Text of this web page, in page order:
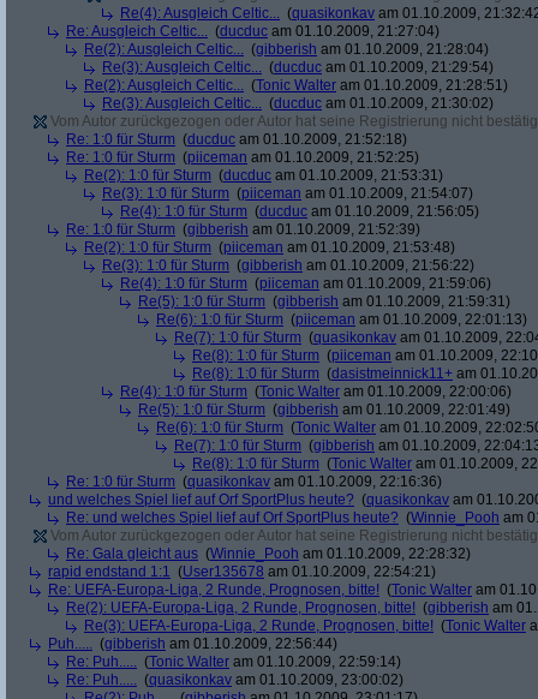
Re(4): Ausgleich Celtic... (quasikonkav am 01.10.2009,
Re: Ausgleich Celtic... (ducduc am 01.10.2009, 21:27:04)
Re(2): Ausgleich Celtic... (gibberish am 01.10.2009, 21:28:04)
Re(3): Ausgleich Celtic... (ducduc am 01.10.2009, 21:29:54)
Re(2): Ausgleich Celtic... (Tonic Walter am 01.10.2009, 21:28:51)
Re(3): Ausgleich Celtic... (ducduc am 01.10.2009, 21:30:02)
Vom Autor zurückgezogen oder Autor hat seine Registrierung nicht
Re: 1:0 für Sturm (ducduc am 01.10.2009, 21:52:18)
Re: 1:0 für Sturm (piiceman am 01.10.2009, 21:52:25)
Re(2): 1:0 für Sturm (ducduc am 01.10.2009, 21:53:31)
Re(3): 1:0 für Sturm (piiceman am 01.10.2009, 21:54:07)
Re(4): 1:0 für Sturm (ducduc am 01.10.2009, 21:56:05)
Re: 1:0 für Sturm (gibberish am 01.10.2009, 21:52:39)
Re(2): 1:0 für Sturm (piiceman am 01.10.2009, 21:53:48)
Re(3): 1:0 für Sturm (gibberish am 01.10.2009, 21:56:22)
Re(4): 1:0 für Sturm (piiceman am 01.10.2009, 21:59:06)
Re(5): 1:0 für Sturm (gibberish am 01.10.2009, 21:59:31)
Re(6): 1:0 für Sturm (piiceman am 01.10.2009, 22:01:13)
Re(7): 1:0 für Sturm (quasikonkav am 01.10.2009,
Re(8): 1:0 für Sturm (piiceman am 01.10.2009,
Re(8): 1:0 für Sturm (dasistmeinnick11+ am
Re(4): 1:0 für Sturm (Tonic Walter am 01.10.2009, 22:00:06)
Re(5): 1:0 für Sturm (gibberish am 01.10.2009, 22:01:49)
Re(6): 1:0 für Sturm (Tonic Walter am 01.10.2009,
Re(7): 1:0 für Sturm (gibberish am 01.10.2009,
Re(8): 1:0 für Sturm (Tonic Walter am 01.10.2009,
Re: 1:0 für Sturm (quasikonkav am 01.10.2009, 22:16:36)
und welches Spiel lief auf Orf SportPlus heute? (quasikonkav am
Re: und welches Spiel lief auf Orf SportPlus heute? (Winnie_Pooh am
Vom Autor zurückgezogen oder Autor hat seine Registrierung nicht
Re: Gala gleicht aus (Winnie_Pooh am 01.10.2009, 22:28:32)
rapid endstand 1:1 (User135678 am 01.10.2009, 22:54:21)
Re: UEFA-Europa-Liga, 2 Runde, Prognosen, bitte! (Tonic Walter am
Re(2): UEFA-Europa-Liga, 2 Runde, Prognosen, bitte! (gibberish am
Re(3): UEFA-Europa-Liga, 2 Runde, Prognosen, bitte! (Tonic Walter
Puh..... (gibberish am 01.10.2009, 22:56:44)
Re: Puh..... (Tonic Walter am 01.10.2009, 22:59:14)
Re: Puh..... (quasikonkav am 01.10.2009, 23:00:02)